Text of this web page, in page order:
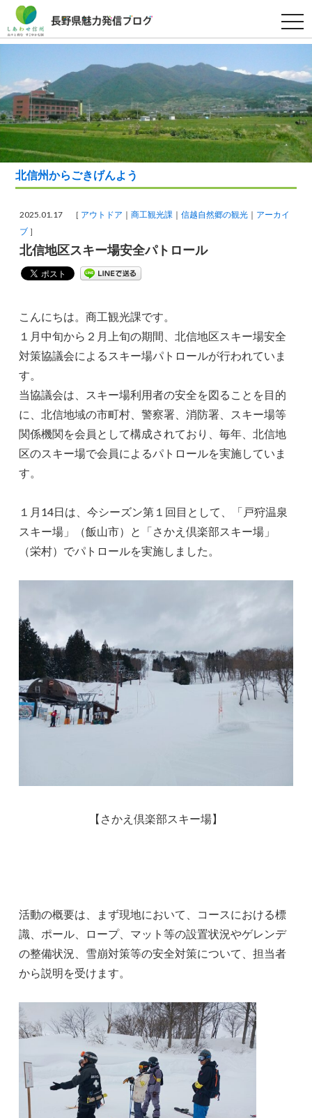
t
o
g
e
n
a
v
i
g
a
t
i
o
北信州からごきげんよう
2025.01.17 ［ アウトドア 商工観光課 信越自然郷の観光
アーカイ
ブ ］
北信地区スキー場安全パトロール
こんにちは。商工観光課です。
１月中旬から２月上旬の期間、北信地区スキー場安全
対策協議会によるスキー場パトロールが行われていま
す。
当協議会は、スキー場利用者の安全を図ることを目的
に、北信地域の市町村、警察署、消防署、スキー場等
関係機関を会員として構成されており、毎年、北信地
区のスキー場で会員によるパトロールを実施していま
す。
１月14日は、今シーズン第１回目として、「戸狩温泉
スキー場」（飯山市）と「さかえ倶楽部スキー場」
（栄村）でパトロールを実施しました。
【さかえ倶楽部スキー場】
活動の概要は、まず現地において、コースにおける標
識、ポール、ロープ、マット等の設置状況やゲレンデ
の整備状況、雪崩対策等の安全対策について、担当者
から説明を受けます。